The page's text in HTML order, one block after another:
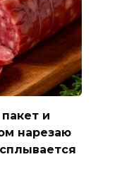
и
нарезаю